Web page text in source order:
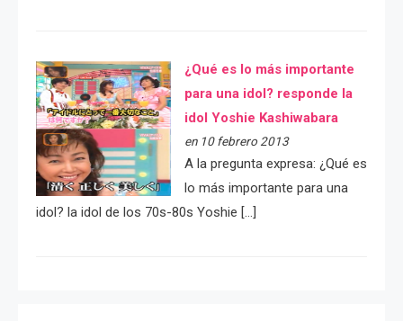
¿Qué es lo más importante
para una idol? responde la
idol Yoshie Kashiwabara
en 10 febrero 2013
A la pregunta expresa: ¿Qué es
lo más importante para una
idol? la idol de los 70s-80s Yoshie […]